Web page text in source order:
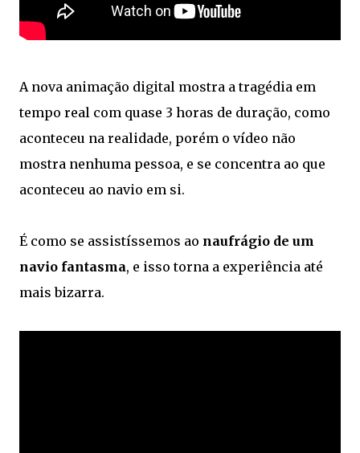
A nova animação digital mostra a tragédia em
tempo real com quase 3 horas de duração, como
aconteceu na realidade, porém o vídeo não
mostra nenhuma pessoa, e se concentra ao que
aconteceu ao navio em si.
É como se assistíssemos ao naufrágio de um
navio fantasma, e isso torna a experiência até
mais bizarra.